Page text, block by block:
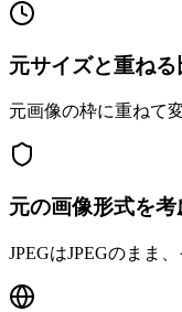
元サイズと重ね
元画像の枠に重ねて
元の画像形式を考
JPEGはJPEGのまま